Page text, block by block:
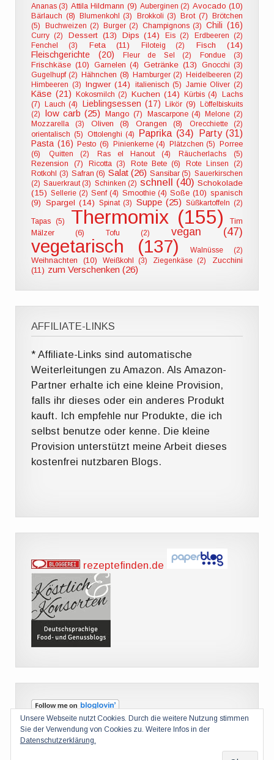
Ananas (3) Attila Hildmann (9) Auberginen (2) Avocado (10)
Bärlauch (8)
Blumenkohl (3) Brokkoli (3) Brot (7) Brötchen
(5)
Buchweizen (2) Burger (2) Champignons (3) Chili (16)
Curry (2) Dessert (13) Dips (14) Eis (2)
Erdbeeren (2)
Fenchel (3)
Feta (11) Filoteig (2) Fisch (14)
Fleischgerichte (20) Fleur de Sel (2) Fondue (3)
Frischkäse (10) Garnelen (4) Getränke (13)
Gnocchi (3)
Gugelhupf (2) Hähnchen (8) Hamburger (2) Heidelbeeren (2)
Himbeeren (3) Ingwer (14) italienisch (5) Jamie Oliver (2)
Käse (21) Kokosmilch (2) Kuchen (14) Kürbis (4)
Lachs
(7)
Lauch (4) Lieblingsessen (17) Likör (9) Löffelbiskuits
(2)
low carb (25) Mango (7) Mascarpone (4) Melone (2)
Mozzarella (3)
Oliven (8) Orangen (8)
Orecchiette (2)
orientalisch (5) Ottolenghi (4) Paprika (34) Party (31)
Pasta (16) Pesto (6) Pinienkerne (4) Plätzchen (5) Porree
(6)
Quitten (2) Ras el Hanout (4)
Räucherlachs (5)
Rezension (7)
Ricotta (3) Rote Bete (6)
Rote Linsen (2)
Rotkohl (3) Safran (6) Salat (26) Sansibar (5) Sauerkirschen
(2) Sauerkraut (3) Schinken (2) schnell (40) Schokolade
(15) Sellerie (2) Senf (4) Smoothie (4) Soße (10) spanisch
(9) Spargel (14) Spinat (3) Suppe (25) Süßkartoffeln (2)
Tapas (5) Thermomix (155)
Tim
Mälzer (6)
Tofu (2) vegan (47)
vegetarisch (137) Walnüsse (2)
Weihnachten (10) Weißkohl (3) Ziegenkäse (2)
Zucchini
(11) zum Verschenken (26)
AFFILIATE-LINKS
* Affiliate-Links sind automatische
Weiterleitungen zu Amazon. Als Amazon-
Partner erhalte ich eine kleine Provision,
falls ihr dieses oder ein anderes Produkt
kauft. Ich empfehle nur Produkte, die ich
selbst benutze oder kenne. Die kleine
Provision unterstützt meine Arbeit dieses
kostenfrei nutzbaren Blogs.
rezeptefinden.de
Unsere Webseite nutzt Cookies. Durch die weitere Nutzung stimmen
Sie der Verwendung von Cookies zu. Weitere Infos in der
Datenschutzerklärung.